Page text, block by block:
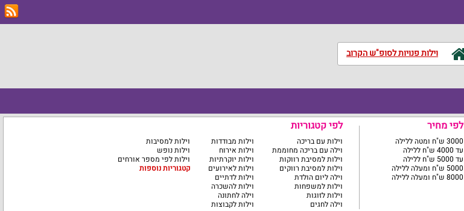
וילות פנויות לסופ"ש הקרוב
לפי מחיר
3000 ש"ח ומטה ללילה
עד 4000 ש"ח ללילה
עד 5000 ש"ח ללילה
5000 ש"ח ומעלה ללילה
8000 ש"ח ומעלה ללילה
לפי קטגוריות
וילות עם בריכה
וילה עם בריכה מחוממת
וילות למסיבת רווקות
וילות למסיבת רווקים
וילה ליום הולדת
וילות למשפחות
וילות לזוגות
וילה לחגים
וילות מבודדות
וילות אירוח
וילות יוקרתיות
וילות לאירועים
וילות לדתיים
וילות להשכרה
וילה לחתונה
וילות לקבוצות
וילות למסיבות
וילות נופש
וילות לפי מספר אורחים
קטגוריות נוספות